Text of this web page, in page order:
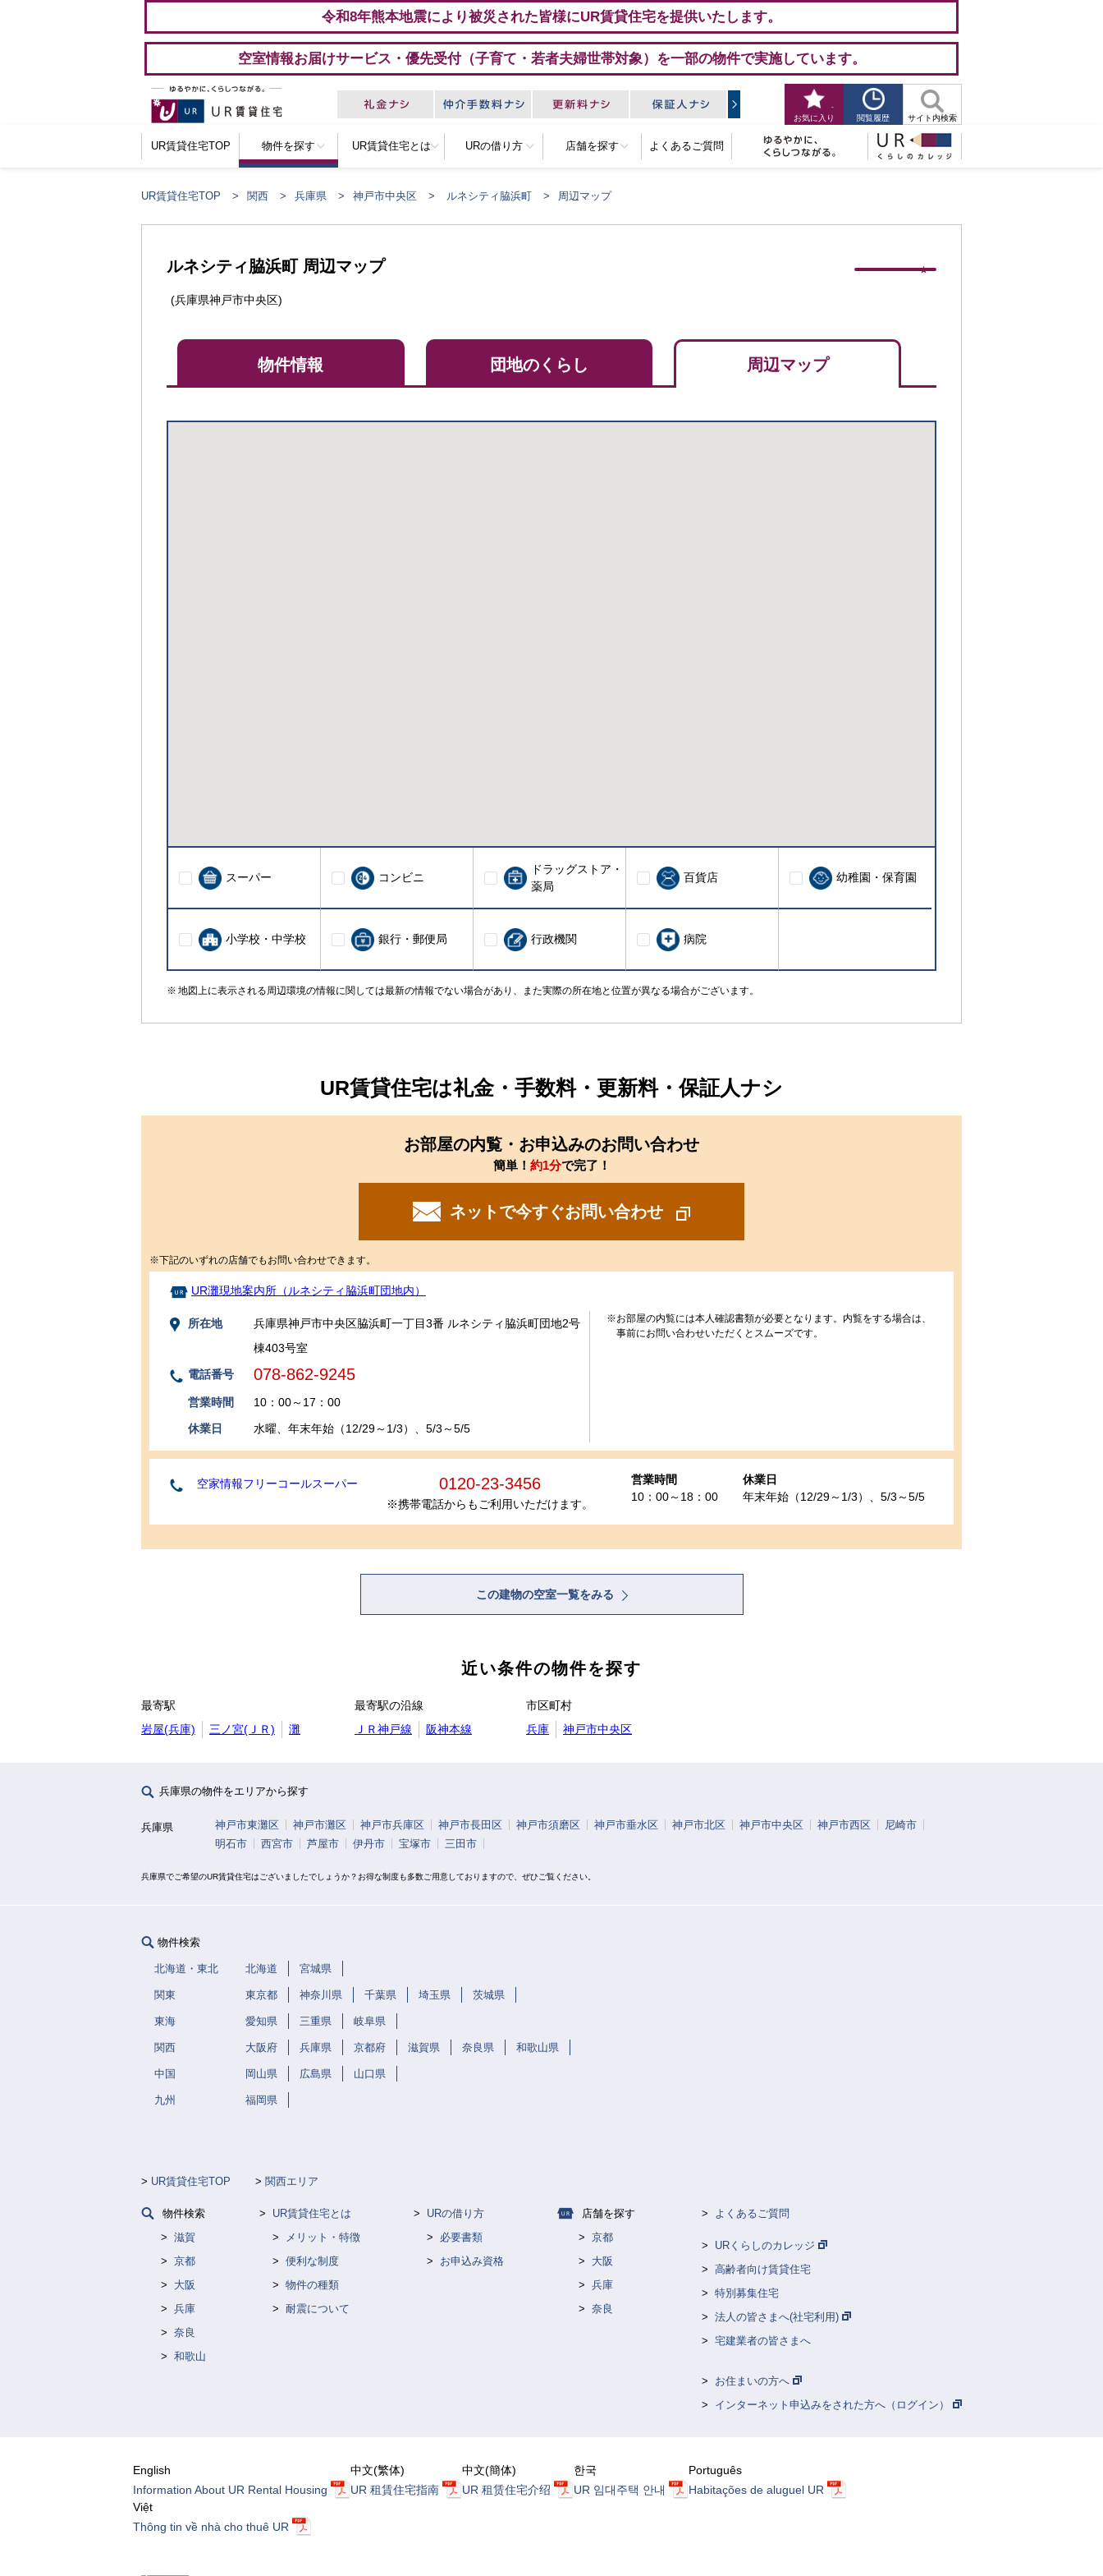
令和8年熊本地震により被災された皆様にUR賃貸住宅を提供いたします。
空室情報お届けサービス・優先受付（子育て・若者夫婦世帯対象）を一部の物件で実施しています。
お気に入り
-
閲覧履歴 サイト内検索
UR賃貸住宅TOP 物件を探す UR賃貸住宅とは URの借り方 店舗を探す よくあるご質問
UR賃貸住宅TOP 関西 兵庫県 神戸市中央区 ルネシティ脇浜町 周辺マップ
ルネシティ脇浜町 周辺マップ
(兵庫県神戸市中央区)
物件情報 団地のくらし 周辺マップ
スーパー コンビニ
ドラッグストア・
薬局
百貨店 幼稚園・保育園
小学校・中学校 銀行・郵便局 行政機関 病院
地図上に表示される周辺環境の情報に関しては最新の情報でない場合があり、また実際の所在地と位置が異なる場合がございます。
UR賃貸住宅は礼金・手数料・更新料・保証人ナシ
お部屋の内覧・お申込みのお問い合わせ
簡単！ 約1分で完了！
ネットで今すぐお問い合わせ
※下記のいずれの店舗でもお問い合わせできます。
UR灘現地案内所（ルネシティ脇浜町団地内）
所在地
兵庫県神戸市中央区脇浜町一丁目3番 ルネシティ脇浜町団地2号
棟403号室
電話番号
078-862-9245
営業時間
10：00～17：00
休業日
水曜、年末年始（12/29～1/3）、5/3～5/5
※お部屋の内覧には本人確認書類が必要となります。内覧をする場合は、
事前にお問い合わせいただくとスムーズです。
空家情報フリーコールスーパー 0120-23-3456
※携帯電話からもご利用いただけます。
営業時間
10：00～18：00
休業日
年末年始（12/29～1/3）、5/3～5/5
この建物の空室一覧をみる
近い条件の物件を探す
最寄駅
岩屋(兵庫)
三ノ宮(ＪＲ) 灘
最寄駅の沿線
ＪＲ神戸線
阪神本線
市区町村
兵庫
神戸市中央区
兵庫県の物件をエリアから探す
兵庫県 神戸市東灘区 神戸市灘区 神戸市兵庫区 神戸市長田区 神戸市須磨区 神戸市垂水区 神戸市北区 神戸市中央区 神戸市西区
尼崎市
明石市
西宮市 芦屋市 伊丹市 宝塚市 三田市
兵庫県でご希望のUR賃貸住宅はございましたでしょうか？お得な制度も多数ご用意しておりますので、ぜひご覧ください。
物件検索
北海道・東北 北海道 宮城県
関東 東京都 神奈川県 千葉県 埼玉県 茨城県
東海 愛知県 三重県 岐阜県
関西 大阪府 兵庫県 京都府 滋賀県 奈良県 和歌山県
中国 岡山県 広島県 山口県
九州 福岡県
UR賃貸住宅TOP 関西エリア
物件検索
滋賀
京都
大阪
兵庫
奈良
和歌山
UR賃貸住宅とは
メリット・特徴
便利な制度
物件の種類
耐震について
URの借り方
必要書類
お申込み資格
店舗を探す
京都
大阪
兵庫
奈良
よくあるご質問
URくらしのカレッジ
高齢者向け賃貸住宅
特別募集住宅
法人の皆さまへ(社宅利用)
宅建業者の皆さまへ
お住まいの方へ
インターネット申込みをされた方へ（ログイン）
English
Information About UR Rental Housing
中文(繁体)
UR 租賃住宅指南
中文(簡体)
UR 租赁住宅介绍
한국
UR 임대주택 안내
Português
Habitações de aluguel UR
Việt
Thông tin về nhà cho thuê UR